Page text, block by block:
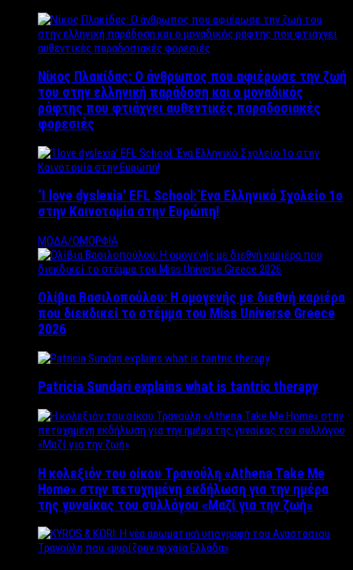
Νίκος Πλακίδας: O άνθρωπος που αφιέρωσε την ζωή
του στην ελληνική παράδοση και ο μοναδικός
ράφτης που φτιάχνει αυθεντικές παραδοσιακές
φορεσιές
‘Ι love dyslexia’ EFL School: Ένα Ελληνικό Σχολείo 1ο
στην Καινοτομία στην Ευρώπη!
ΜΟΔΑ/ΟΜΟΡΦΙΑ
Ολίβια Βασιλοπούλου: Η ομογενής με διεθνή καριέρα
που διεκδικεί το στέμμα του Miss Universe Greece
2026
Patricia Sundari explains what is tantric therapy
Η κολεξιόν του οίκου Τρανούλη «Athena Take Me
Home» στην πετυχημένη εκδήλωση για την ημέρα
της γυναίκας του συλλόγου «Μαζί για την ζωή»